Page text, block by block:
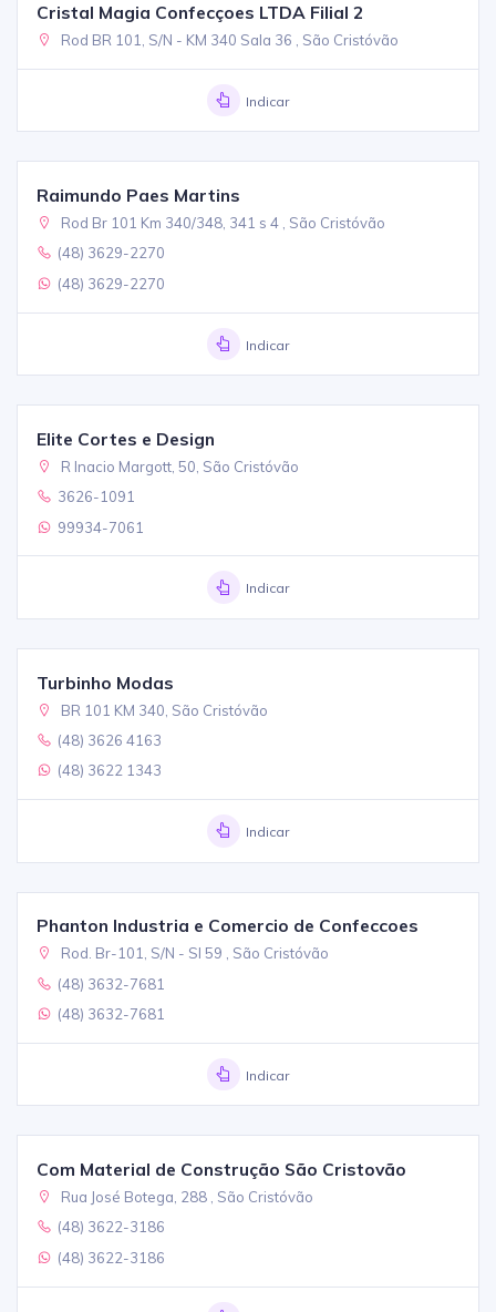
Cristal Magia Confecçoes LTDA Filial 2
Rod BR 101, S/N - KM 340 Sala 36 , São Cristóvão
Indicar
Raimundo Paes Martins
Rod Br 101 Km 340/348, 341 s 4 , São Cristóvão
(48) 3629-2270
(48) 3629-2270
Indicar
Elite Cortes e Design
R Inacio Margott, 50, São Cristóvão
3626-1091
99934-7061
Indicar
Turbinho Modas
BR 101 KM 340, São Cristóvão
(48) 3626 4163
(48) 3622 1343
Indicar
Phanton Industria e Comercio de Confeccoes
Rod. Br-101, S/N - Sl 59 , São Cristóvão
(48) 3632-7681
(48) 3632-7681
Indicar
Com Material de Construção São Cristovão
Rua José Botega, 288 , São Cristóvão
(48) 3622-3186
(48) 3622-3186